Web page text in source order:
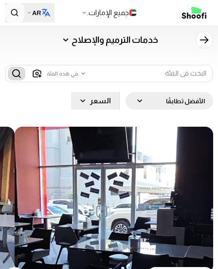
جميع الإمارات. AR
خدمات الترميم والإصلاح
الأفضل تطابقًا السعر